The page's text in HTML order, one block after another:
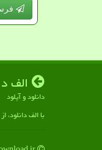
الف
دانلود و آپلود
با الف